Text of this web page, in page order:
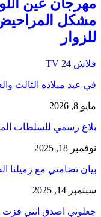
مهرجان عين
مشكل المراحيض
للزوار
فلاش 24 TV
في عيد ميلاده الثالث
مايو 8, 2026
بلاغ رسمي للسلطات
نوفمبر 18, 2025
بيان تضامني مع زميلنا
سبتمبر 14, 2025
جعلوني اصدق انني فزت